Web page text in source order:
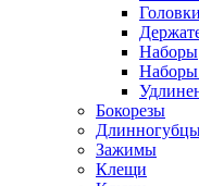
Наборы
Наборы
Бокорезы
Зажимы
Клещи